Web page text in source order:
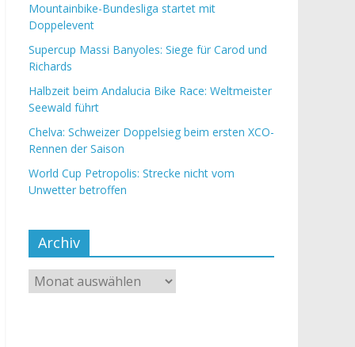
Mountainbike-Bundesliga startet mit
Doppelevent
Supercup Massi Banyoles: Siege für Carod und
Richards
Halbzeit beim Andalucia Bike Race: Weltmeister
Seewald führt
Chelva: Schweizer Doppelsieg beim ersten XCO-
Rennen der Saison
World Cup Petropolis: Strecke nicht vom
Unwetter betroffen
Archiv